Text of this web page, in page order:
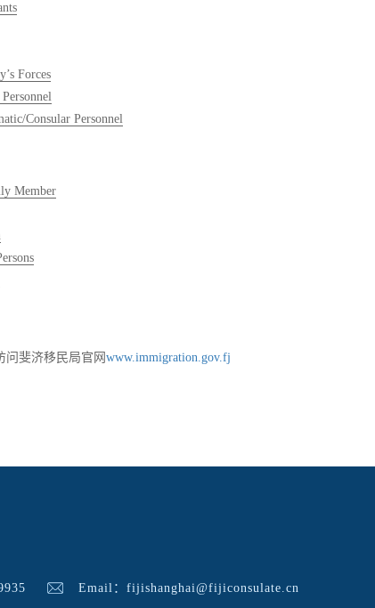
Forces
Consular Personnel
Member
问斐济移民局官网 www.immigration.gov.fj
Email：fijishanghai@fijiconsulate.cn